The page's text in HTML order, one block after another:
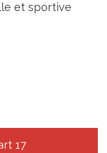
et sportive
17